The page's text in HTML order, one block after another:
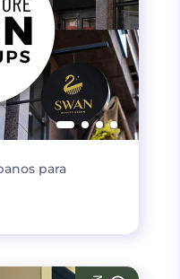
para